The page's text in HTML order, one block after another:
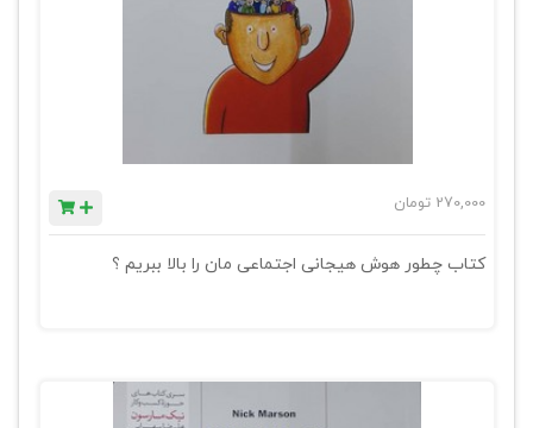
270,000 تومان
کتاب چطور هوش هیجانی اجتماعی مان را بالا ببریم ؟